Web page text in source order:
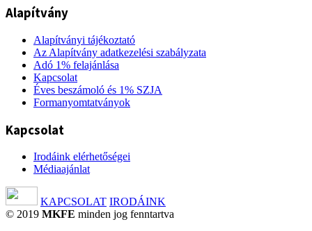
Alapítvány
Alapítványi tájékoztató
Az Alapítvány adatkezelési szabályzata
Adó 1% felajánlása
Kapcsolat
Éves beszámoló és 1% SZJA
Formanyomtatványok
Kapcsolat
Irodáink elérhetőségei
Médiaajánlat
KAPCSOLAT IRODÁINK
© 2019 MKFE minden jog fenntartva